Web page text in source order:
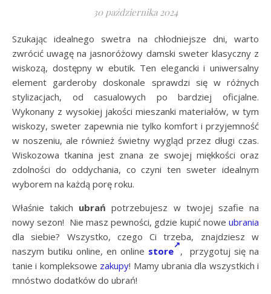
30 października 2024
Szukając idealnego swetra na chłodniejsze dni, warto
zwrócić uwagę na jasnoróżowy damski sweter klasyczny z
wiskozą, dostępny w ebutik. Ten elegancki i uniwersalny
element garderoby doskonale sprawdzi się w różnych
stylizacjach, od casualowych po bardziej oficjalne.
Wykonany z wysokiej jakości mieszanki materiałów, w tym
wiskozy, sweter zapewnia nie tylko komfort i przyjemność
w noszeniu, ale również świetny wygląd przez długi czas.
Wiskozowa tkanina jest znana ze swojej miękkości oraz
zdolności do oddychania, co czyni ten sweter idealnym
wyborem na każdą porę roku.
Właśnie takich ubrań potrzebujesz w twojej szafie na
nowy sezon! Nie masz pewności, gdzie kupić nowe ubrania
dla siebie? Wszystko, czego Ci trzeba, znajdziesz w
naszym butiku online, en online store , przygotuj się na
tanie i kompleksowe zakupy! Mamy ubrania dla wszystkich i
mnóstwo dodatków do ubrań!